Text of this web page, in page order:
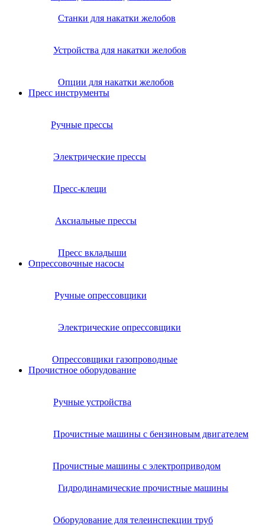
Станки для накатки желобов
Устройства для накатки желобов
Опции для накатки желобов
Пресс инструменты
Ручные прессы
Электрические прессы
Пресс-клещи
Аксиальные прессы
Пресс вкладыши
Опрессовочные насосы
Ручные опрессовщики
Электрические опрессовщики
Опрессовщики газопроводные
Прочистное оборудование
Ручные устройства
Прочистные машины с бензиновым двигателем
Прочистные машины с электроприводом
Гидродинамические прочистные машины
Оборудование для телеинспекции труб